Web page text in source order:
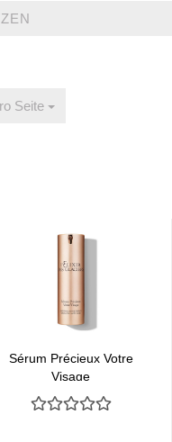
Seite
Sérum Précieux Votre
Visage